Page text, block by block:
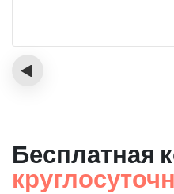
‹
Бесплатная